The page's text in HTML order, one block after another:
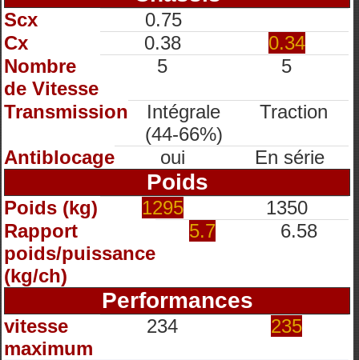
Scx
0.75
Cx
0.38
0.34
Nombre
de Vitesse
5 5
Transmission
Intégrale
(44-66%)
Traction
Antiblocage oui En série
Poids
Poids (kg) 1295
1350
Rapport
poids/puissance
(kg/ch)
5.7 6.58
Performances
vitesse
maximum
234 235